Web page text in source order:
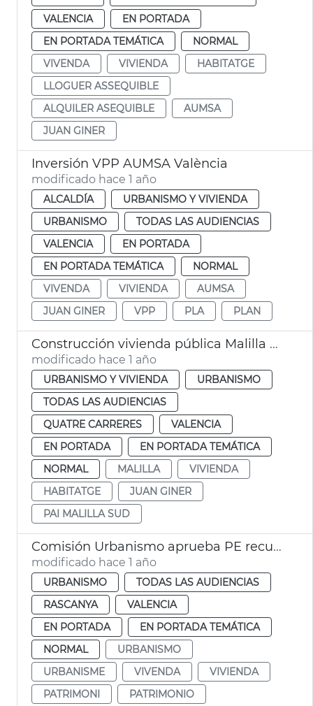
VALENCIA
EN PORTADA
EN PORTADA TEMÁTICA
NORMAL
VIVENDA
VIVIENDA
HABITATGE
LLOGUER ASSEQUIBLE
ALQUILER ASEQUIBLE
AUMSA
JUAN GINER
Inversión VPP AUMSA València
modificado hace 1 año
ALCALDÍA
URBANISMO Y VIVIENDA
URBANISMO
TODAS LAS AUDIENCIAS
VALENCIA
EN PORTADA
EN PORTADA TEMÁTICA
NORMAL
VIVENDA
VIVIENDA
AUMSA
JUAN GINER
VPP PLA PLAN
Construcción vivienda pública Malilla Sud
modificado hace 1 año
URBANISMO Y VIVIENDA
URBANISMO
TODAS LAS AUDIENCIAS
QUATRE CARRERES
VALENCIA
EN PORTADA
EN PORTADA TEMÁTICA
NORMAL
MALILLA
VIVIENDA
HABITATGE
JUAN GINER
PAI MALILLA SUD
Comisión Urbanismo aprueba PE recuperación entorno San Miguel de los Reyes
modificado hace 1 año
URBANISMO
TODAS LAS AUDIENCIAS
RASCANYA
VALENCIA
EN PORTADA
EN PORTADA TEMÁTICA
NORMAL
URBANISMO
URBANISME
VIVENDA
VIVIENDA
PATRIMONI
PATRIMONIO